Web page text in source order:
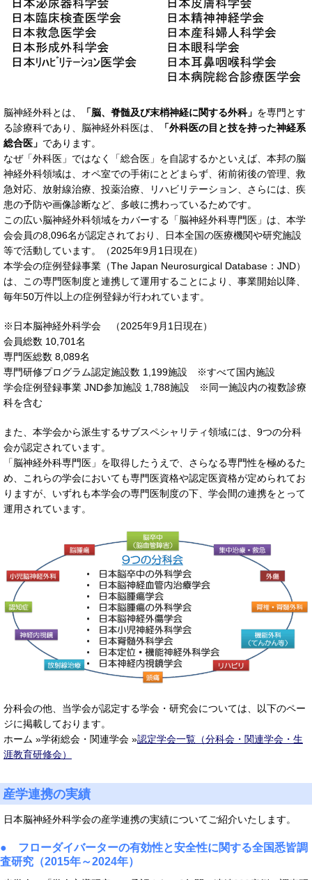
脳神経外科とは、 「脳、脊髄及び末梢神経に関する外科」 を専門とす
る診療科であり、脳神経外科医は、
「外科医の目と技を持った神経系
総合医」 であります。
なぜ「外科医」ではなく「総合医」を自認するかといえば、本邦の脳
神経外科領域は、オペ室での手術にとどまらず、術前術後の管理、救
急対応、放射線治療、投薬治療、リハビリテーション、さらには、疾
患の予防や画像診断など、多岐に携わっているためです。
この広い脳神経外科領域をカバーする「脳神経外科専門医」は、本学
会会員の8,096名が認定されており、日本全国の医療機関や研究施設
等で活動しています。（2025年9月1日現在）
本学会の症例登録事業（The Japan Neurosurgical Database：JND）
は、この専門医制度と連携して運用することにより、事業開始以降、
毎年50万件以上の症例登録が行われています。
※日本脳神経外科学会 （2025年9月1日現在）
会員総数 10,701名
専門医総数 8,089名
専門研修プログラム認定施設数 1,199施設 ※すべて国内施設
学会症例登録事業 JND参加施設 1,788施設 ※同一施設内の複数診療
科を含む
また、本学会から派生するサブスペシャリティ領域には、9つの分科
会が認定されています。
「脳神経外科専門医」を取得したうえで、さらなる専門性を極めるた
め、これらの学会においても専門医資格や認定医資格が定められてお
りますが、いずれも本学会の専門医制度の下、学会間の連携をとって
運用されています。
分科会の他、当学会が認定する学会・研究会については、以下のペー
ジに掲載しております。
ホーム »学術総会・関連学会 »認定学会一覧（分科会・関連学会・生
涯教育研修会）
産学連携の実績
日本脳神経外科学会の産学連携の実績についてご紹介いたします。
● フローダイバーターの有効性と安全性に関する全国悉皆調
査研究（2015年～2024年）